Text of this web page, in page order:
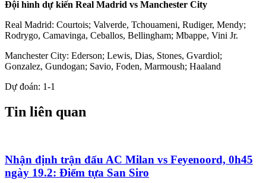
Đội hình dự kiến Real Madrid vs Manchester City
Real Madrid: Courtois; Valverde, Tchouameni, Rudiger, Mendy;
Rodrygo, Camavinga, Ceballos, Bellingham; Mbappe, Vini Jr.
Manchester City: Ederson; Lewis, Dias, Stones, Gvardiol;
Gonzalez, Gundogan; Savio, Foden, Marmoush; Haaland
Dự đoán: 1-1
Tin liên quan
Nhận định trận đấu AC Milan vs Feyenoord, 0h45
ngày 19.2: Điểm tựa San Siro